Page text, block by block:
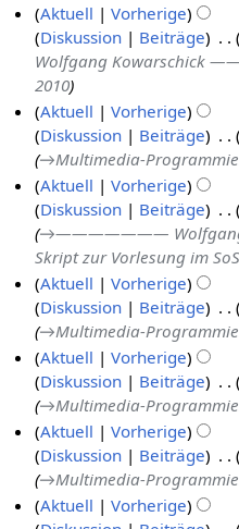
2
Aktuell
Vorherige
Diskussion
Beiträge
Wolfgang Kowarschick
2010
Aktuell
Vorherige
Diskussion
Beiträge
→Multimedia-
Aktuell
Vorherige
Diskussion
Beiträge
→———————
Skript zur Vorlesung im
Aktuell
Vorherige
Diskussion
Beiträge
→Multimedia-
Aktuell
Vorherige
Diskussion
Beiträge
→Multimedia-
Aktuell
Vorherige
Diskussion
Beiträge
→Multimedia-
Aktuell
Vorherige